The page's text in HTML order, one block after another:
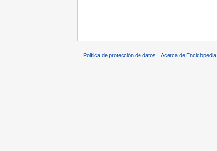
Política de protección de datos Acerca de